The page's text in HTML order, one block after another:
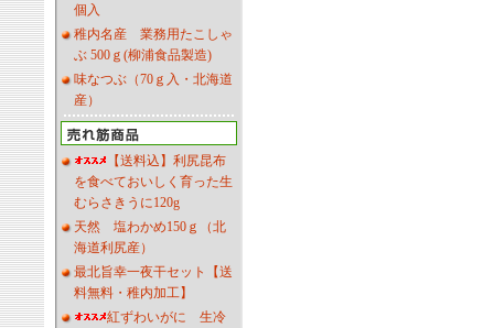
個入
稚内名産 業務用たこしゃ
ぶ 500ｇ(柳浦食品製造)
味なつぶ（70ｇ入・北海道
産）
【送料込】利尻昆布
を食べておいしく育った生
むらさきうに120g
天然 塩わかめ150ｇ（北
海道利尻産）
最北旨幸一夜干セット【送
料無料・稚内加工】
紅ずわいがに 生冷